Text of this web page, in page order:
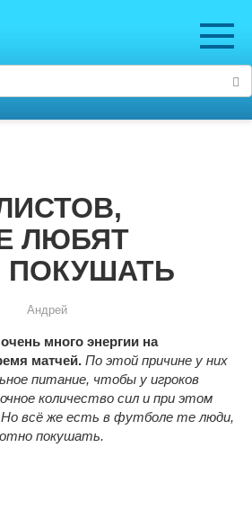
ЛЮБЯТ
Андрей
много энергии на
матчей. По этой причине у них
питание, чтобы у игроков
количество сил и при этом
Но всё же есть в футболе те люди,
покушать.